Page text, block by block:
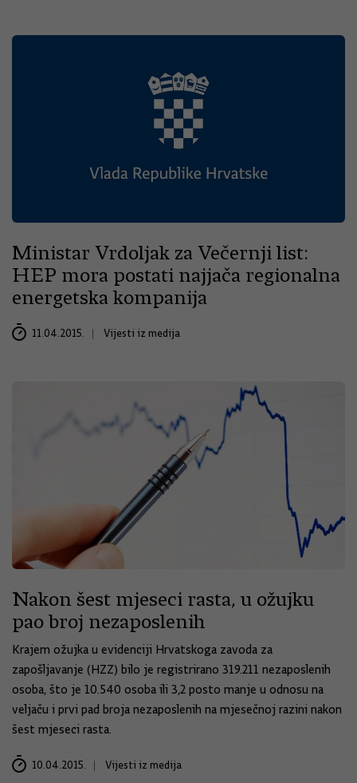
Ministar Vrdoljak za Večernji list:
HEP mora postati najjača regionalna
energetska kompanija
11.04.2015. Vijesti iz medija
Nakon šest mjeseci rasta, u ožujku
pao broj nezaposlenih
Krajem ožujka u evidenciji Hrvatskoga zavoda za
zapošljavanje (HZZ) bilo je registrirano 319.211 nezaposlenih
osoba, što je 10.540 osoba ili 3,2 posto manje u odnosu na
veljaču i prvi pad broja nezaposlenih na mjesečnoj razini nakon
šest mjeseci rasta.
10.04.2015. Vijesti iz medija